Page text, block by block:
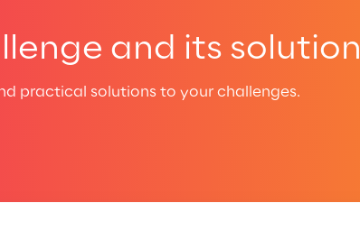
and its solution
practical solutions to your challenges.